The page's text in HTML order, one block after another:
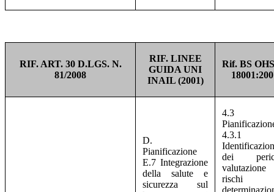
RIF. ART. 30 D.LGS. N.
81/2008
RIF. LINEE
GUIDA UNI
INAIL (2001)
Rif. BS
D.
Pianificazione
E.7 Integrazione
della salute e
sicurezza sul
4.3
4.3.1
dei
valutazione
rischi